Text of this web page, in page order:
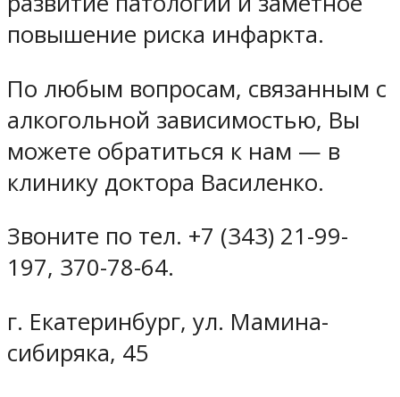
повышение риска инфаркта.
По любым вопросам, связанным с
алкогольной зависимостью, Вы
можете обратиться к нам — в
клинику доктора Василенко.
Звоните по тел. +7 (343) 21-99-
197, 370-78-64.
г. Екатеринбург, ул. Мамина-
сибиряка, 45